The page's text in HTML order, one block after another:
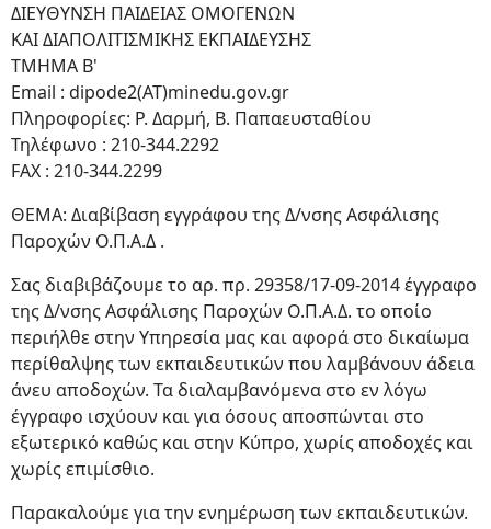
ΔΙΕΥΘΥΝΣΗ ΠΑΙΔΕΙΑΣ ΟΜΟΓΕΝΩΝ
ΚΑΙ ΔΙΑΠΟΛΙΤΙΣΜΙΚΗΣ ΕΚΠΑΙΔΕΥΣΗΣ
ΤΜΗΜΑ Β'
Email : dipode2(ΑΤ)minedu.goν.gr
Πληροφορίες: Ρ. Δαρμή, Β. Παπαευσταθίου
Τηλέφωνο : 210-344.2292
FAX : 210-344.2299
ΘΕΜΑ: Διαβίβαση εγγράφου της Δ/νσης Ασφάλισης
Παροχών Ο.Π.Α.Δ .
Σας διαβιβάζουμε το αρ. πρ. 29358/17-09-2014 έγγραφο
της Δ/νσης Ασφάλισης Παροχών Ο.Π.Α.Δ. το οποίο
περιήλθε στην Υπηρεσία μας και αφορά στο δικαίωμα
περίθαλψης των εκπαιδευτικών που λαμβάνουν άδεια
άνευ αποδοχών. Τα διαλαμβανόμενα στο εν λόγω
έγγραφο ισχύουν και για όσους αποσπώνται στο
εξωτερικό καθώς και στην Κύπρο, χωρίς αποδοχές και
χωρίς επιμίσθιο.
Παρακαλούμε για την ενημέρωση των εκπαιδευτικών.